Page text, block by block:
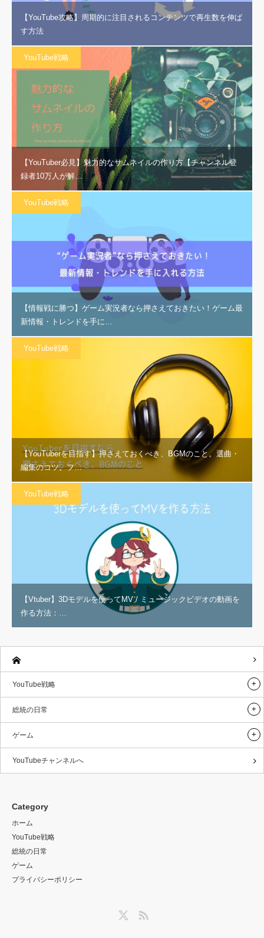
【YouTube攻略】周期的に注目されるコンテンツで再生数を伸ば
す方法
YouTube戦略
【YouTuber必見】魅力的なサムネイルの作り方【チャンネル登
録者10万人が解…
YouTube戦略
【情報戦に勝つ】ゲーム実況者なら押さえておきたい！ゲーム最
新情報・トレンドを手に…
YouTube戦略
【YouTuberを目指す】押さえておくべき、BGMのこと。選曲・
編集のコツ。フ…
YouTube戦略
【Vtuber】3Dモデルを使ってMV / ミュージックビデオの動画を
作る方法：…
YouTube戦略
総統の日常
ゲーム
YouTubeチャンネルへ
Category
ホーム
YouTube戦略
総統の日常
ゲーム
プライバシーポリシー